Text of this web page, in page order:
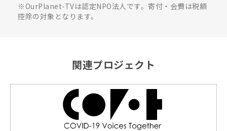
※OurPlanet-TVは認定NPO法人です。寄付・会費は税額
控除の対象となります。
関連プロジェクト